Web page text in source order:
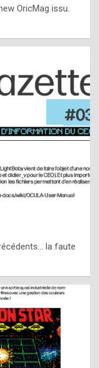
OricMag issu.
la faute